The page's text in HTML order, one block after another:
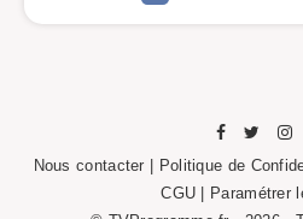
Nous contacter Politique de
CGU |
Paramétrer